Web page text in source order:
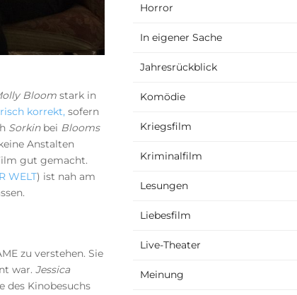
Bloom stark in
korrekt, sofern
Sorkinbei Blooms
Anstalten
gut gemacht.
WELT) ist nah am
zu verstehen. Sie
war. Jessica
des Kinobesuchs
Horror
In eigener Sache
Jahresrückblick
Komödie
Kriegsfilm
Kriminalfilm
Lesungen
Liebesfilm
Live-Theater
Meinung